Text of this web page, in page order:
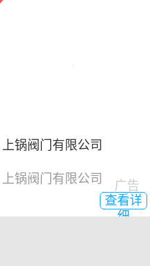
上锅阀门有限公司
上锅阀门有限公司
查看详
细
广告